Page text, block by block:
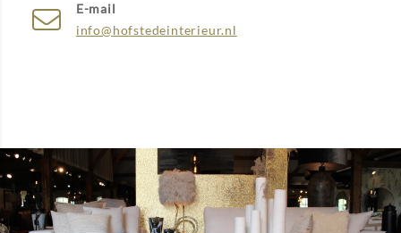
E-mail
info@hofstedeinterieur.nl